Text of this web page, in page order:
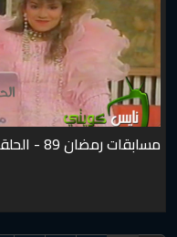
مسابقات رمضان 89 - الحلقة الثانية و العشرون